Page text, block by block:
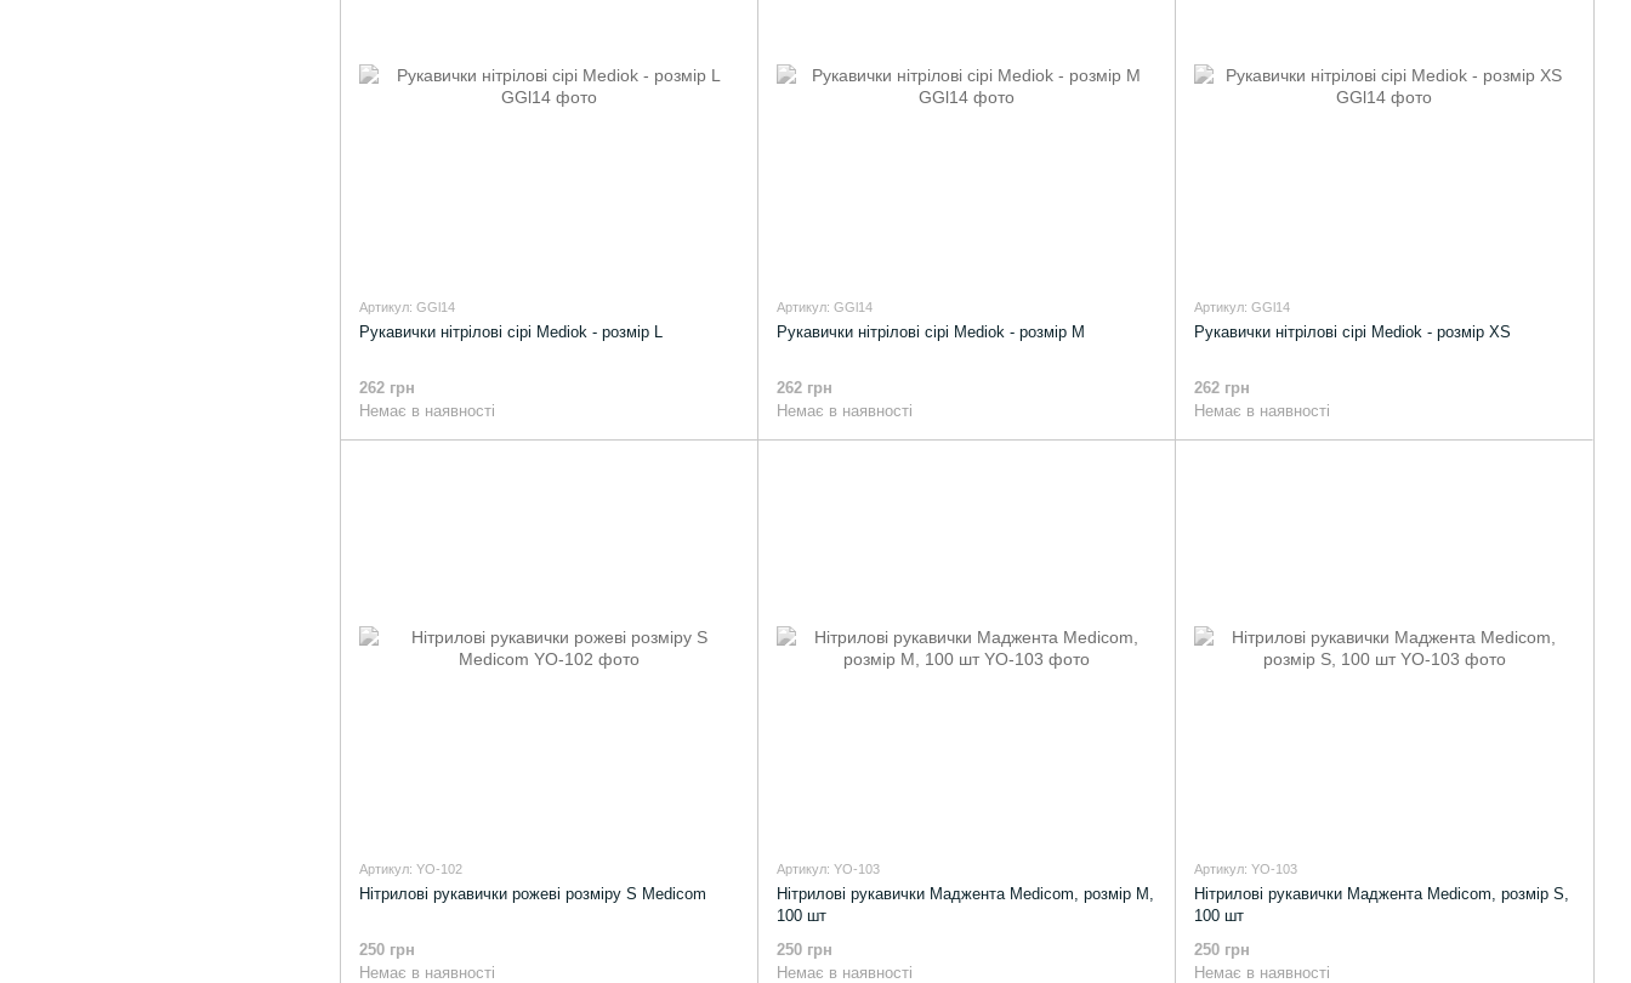
Артикул: GGl14
Рукавички нітрілові сірі Mediok - розмір L
262 грн
Немає в наявності
Артикул: GGl14
Рукавички нітрілові сірі Mediok - розмір M
262 грн
Немає в наявності
Артикул: GGl14
Рукавички нітрілові сірі Mediok - розмір XS
262 грн
Немає в наявності
Артикул: YO-102
Нітрилові рукавички рожеві розміру S Medicom
250 грн
Немає в наявності
Артикул: YO-103
Нітрилові рукавички Маджента Medicom, розмір M,
100 шт
250 грн
Немає в наявності
Артикул: YO-103
Нітрилові рукавички Маджента Medicom, розмір S,
100 шт
250 грн
Немає в наявності